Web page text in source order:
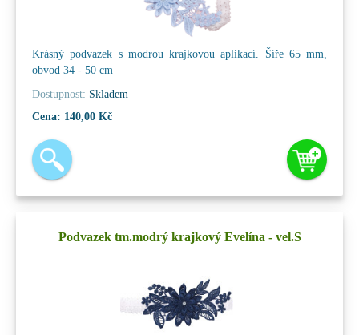
Krásný podvazek s modrou krajkovou aplikací. Šíře 65 mm,
obvod 34 - 50 cm
Dostupnost: Skladem
Cena: 140,00 Kč
Podvazek tm.modrý krajkový Evelína - vel.S